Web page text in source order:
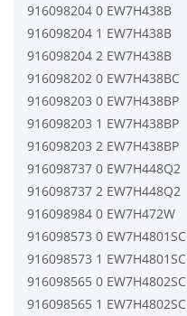
916098204 0 EW7H438B
916098204 1 EW7H438B
916098204 2 EW7H438B
916098202 0 EW7H438BC
916098203 0 EW7H438BP
916098203 1 EW7H438BP
916098203 2 EW7H438BP
916098737 0 EW7H448Q2
916098737 2 EW7H448Q2
916098984 0 EW7H472W
916098573 0 EW7H4801SC
916098573 1 EW7H4801SC
916098565 0 EW7H4802SC
916098565 1 EW7H4802SC